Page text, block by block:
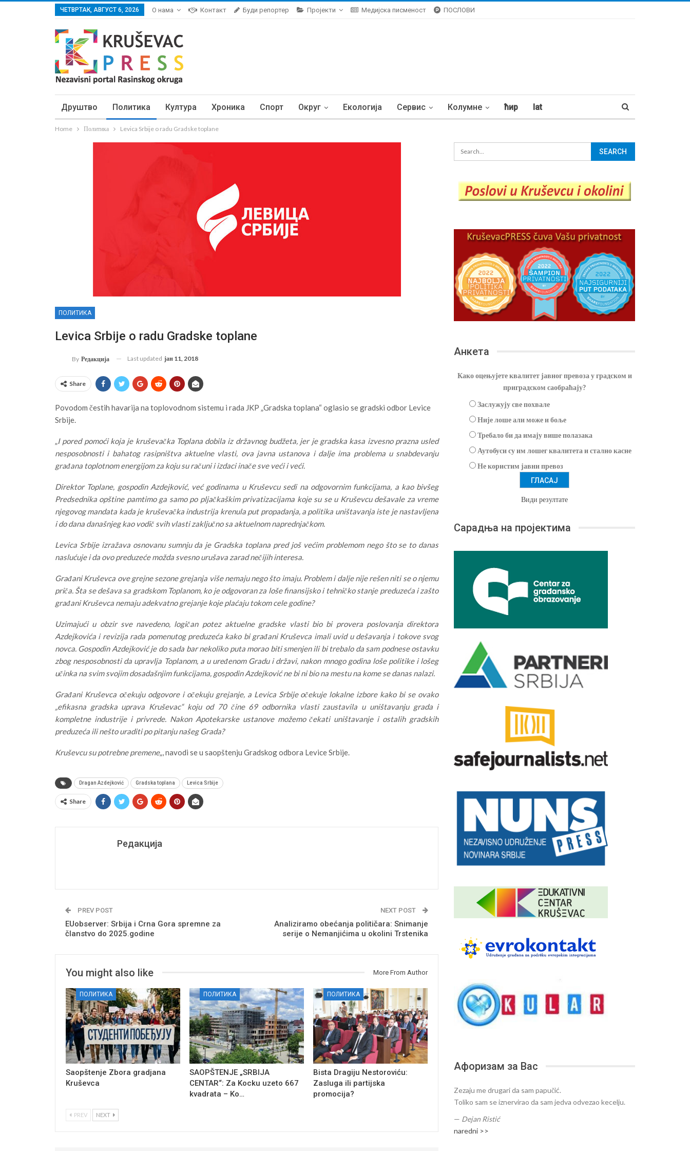
ЧЕТВРТАК, АВГУСТ 6, 2026 О нама Контакт Буди репортер Пројекти Медијска писменост ПОСЛОВИ
Друштво Политика Култура Хроника Спорт Округ Екологија Сервис Колумне ћир lat
Home Политика Levica Srbije o radu Gradske toplane
ПОЛИТИКА
Levica Srbije o radu Gradske toplane
By Редакција Last updated јан 11, 2018
Share
Povodom čestih havarija na toplovodnom sistemu i rada JKP „Gradska toplana“ oglasio se gradski odbor Levice
Srbije.
„I pored pomoći koja je kruševačka Toplana dobila iz državnog budžeta, jer je gradska kasa izvesno prazna usled
nesposobnosti i bahatog rasipništva aktuelne vlasti, ova javna ustanova i dalje ima problema u snabdevanju
građana toplotnom energijom za koju su računi i izdaci inače sve veći i veći.
Direktor Toplane, gospodin Azdejković, već godinama u Kruševcu sedi na odgovornim funkcijama, a kao bivšeg
Predsednika opštine pamtimo ga samo po pljačkaškim privatizacijama koje su se u Kruševcu dešavale za vreme
njegovog mandata kada je kruševačka industrija krenula put propadanja, a politika uništavanja iste je nastavljena
i do dana današnjeg kao vodič svih vlasti zaključno sa aktuelnom naprednjačkom.
Levica Srbije izražava osnovanu sumnju da je Gradska toplana pred još većim problemom nego što se to danas
naslućuje i da ovo preduzeće možda svesno urušava zarad nečijih interesa.
Građani Kruševca ove grejne sezone grejanja više nemaju nego što imaju. Problem i dalje nije rešen niti se o njemu
priča. Šta se dešava sa gradskom Toplanom, ko je odgovoran za loše finansijsko i tehničko stanje preduzeća i zašto
građani Kruševca nemaju adekvatno grejanje koje plaćaju tokom cele godine?
Uzimajući u obzir sve navedeno, logičan potez aktuelne gradske vlasti bio bi provera poslovanja direktora
Azdejkovića i revizija rada pomenutog preduzeća kako bi građani Kruševca imali uvid u dešavanja i tokove svog
novca. Gospodin Azdejković je do sada bar nekoliko puta morao biti smenjen ili bi trebalo da sam podnese ostavku
zbog nesposobnosti da upravlja Toplanom, a u uređenom Gradu i državi, nakon mnogo godina loše politike i lošeg
učinka na svim svojim dosadašnjim funkcijama, gospodin Azdejković ne bi ni bio na mestu na kome se danas nalazi.
Građani Kruševca očekuju odgovore i očekuju grejanje, a Levica Srbije očekuje lokalne izbore kako bi se ovako
„efikasna gradska uprava Kruševac“ koju od 70 čine 69 odbornika vlasti zaustavila u uništavanju grada i
kompletne industrije i privrede. Nakon Apotekarske ustanove možemo čekati uništavanje i ostalih gradskih
preduzeća ili nešto uraditi po pitanju našeg Grada?
Kruševcu su potrebne premene„, navodi se u saopštenju Gradskog odbora Levice Srbije.
Dragan Azdejković Gradska toplana Levica Srbije
Share
Редакција
PREV POST
EUobserver: Srbija i Crna Gora spremne za
članstvo do 2025.godine
NEXT POST
Analiziramo obećanja političara: Snimanje
serije o Nemanjićima u okolini Trstenika
You might also like More From Author
ПОЛИТИКА
Saopštenje Zbora gradjana
Kruševca
ПОЛИТИКА
SAOPŠTENJE „SRBIJA
CENTAR“: Za Kocku uzeto 667
kvadrata – Ko…
ПОЛИТИКА
Bista Dragiju Nestoroviću:
Zasluga ili partijska
promocija?
PREV NEXT
Анкета
Како оцењујете квалитет јавног превоза у градском и
приградском саобраћају?
Заслужују све похвале
Није лоше али може и боље
Требало би да имају више полазака
Аутобуси су им лошег квалитета и стално касне
Не користим јавни превоз
Види резултате
Сарадња на пројектима
Афоризам за Вас
Zezaju me drugari da sam papučić.
Toliko sam se iznervirao da sam jedva odvezao kecelju.
— Dejan Ristić
naredni >>